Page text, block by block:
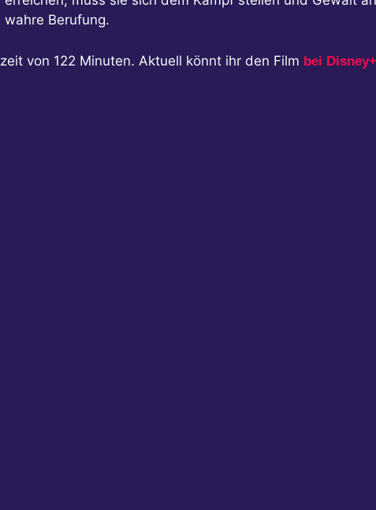
Berufung.
von 122 Minuten. Aktuell könnt ihr den Film bei Disney+